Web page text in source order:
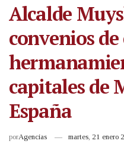
Alcalde
convenios
capitales de
España
porAgencias martes, 21 enero